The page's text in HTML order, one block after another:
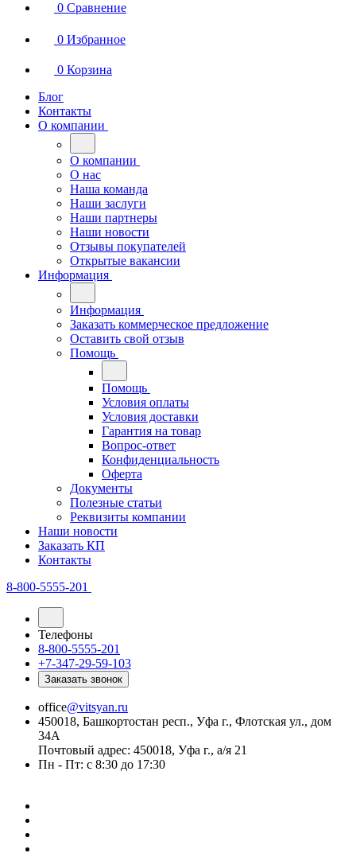
0 Сравнение
0 Избранное
0 Корзина
Блог
Контакты
О компании
О компании
О нас
Наша команда
Наши заслуги
Наши партнеры
Наши новости
Отзывы покупателей
Открытые вакансии
Информация
Информация
Заказать коммерческое предложение
Оставить свой отзыв
Помощь
Помощь
Условия оплаты
Условия доставки
Гарантия на товар
Вопрос-ответ
Конфиденциальность
Оферта
Документы
Полезные статьи
Реквизиты компании
Наши новости
Заказать КП
Контакты
8-800-5555-201
Телефоны
8-800-5555-201
+7-347-29-59-103
Заказать звонок
office@vitsyan.ru
450018, Башкортостан респ., Уфа г., Флотская ул., дом
34А
Почтовый адрес: 450018, Уфа г., а/я 21
Пн - Пт: с 8:30 до 17:30